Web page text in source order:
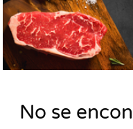
No se